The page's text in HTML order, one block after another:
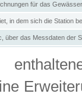
für das
in dem sich die Station
über das Messdaten der